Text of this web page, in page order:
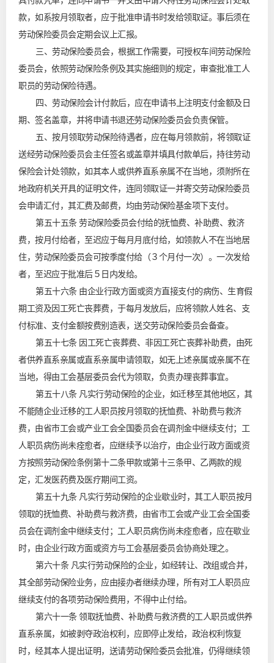
款，如系按月领取者，应于批准申请书时发给领取证。事后须在
劳动保险委员会定期会议上汇报。
三、劳动保险委员会，根据工作需要，可授权车间劳动保险
委员会，依照劳动保险条例及其实施细则的规定，审查批准工人
职员的劳动保险待遇。
四、劳动保险会计付款后，应在申请书上注明支付金额及日
期、签名盖章，并将申请书退还劳动保险委员会负责保管。
五、按月领取劳动保险待遇者，应在每月领款前，将领取证
送经劳动保险委员会主任签名或盖章并填具付款单后，持往劳动
保险会计处领款，如其本人或供养直系亲属不在当地，须附所在
地政府机关开具的证明文件，连同领取证一并寄交劳动保险委员
会申请汇付，其汇费及邮费，均由劳动保险基金项下支付。
第五十五条 劳动保险委员会付给的抚恤费、补助费、救济
费，按月付给者，至迟应于每月月底付给，如领款人不在当地居
住，劳动保险委员会可按季度付给（３个月付一次）。一次发给
者，至迟应于批准后５日内发给。
第五十六条 由企业行政方面或资方直接支付的病伤、生育假
期工资及因工死亡丧葬费，于每月发放后，应将领款人姓名、支
付标准、支付金额按费别造表，送交劳动保险委员会备查。
第五十七条 因工死亡丧葬费、非因工死亡丧葬补助费，由死
者供养直系亲属或直系亲属申请领取，如无上述亲属或亲属不在
当地，得由工会基层委员会代为领取，负责办理丧葬事宜。
第五十八条 凡实行劳动保险的企业，如迁移至其他地区，其
不能随企业迁移的工人职员按月领取的抚恤费、补助费与救济
费，由省市工会或产业工会全国委员会在调剂金中继续支付；工
人职员病伤尚未痊愈者，应继续予以治疗，由企业行政方面或资
方按照劳动保险条例第十二条甲款或第十三条甲、乙两款的规
定，汇发医药费及医疗期间工资。
第五十九条 凡实行劳动保险的企业歇业时，其工人职员按月
领取的抚恤费、补助费与救济费，由省市工会或产业工会全国委
员会在调剂金中继续支付；工人职员病伤尚未痊愈者，应在歇业
时，由企业行政方面或资方与工会基层委员会协商处理之。
第六十条 凡实行劳动保险的企业，如经转让、改组或合并，
其全部劳动保险业务，应由接办者继续办理，所有对工人职员应
继续支付的各项劳动保险费用，不得中止付给。
第六十一条 领取抚恤费、补助费与救济费的工人职员或供养
直系亲属，如被剥夺政治权利，应即停止发给，政治权利恢复
时，经其本人提出证明，送请劳动保险委员会批准，仍得继续领